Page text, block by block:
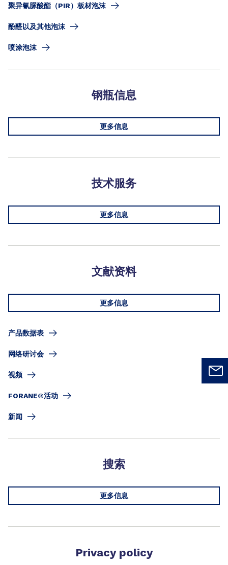
聚异氰脲酸酯（PIR）板材泡沫
酚醛以及其他泡沫
喷涂泡沫
钢瓶信息
更多信息
技术服务
更多信息
文献资料
更多信息
产品数据表
网络研讨会
视频
FORANE®活动
新闻
搜索
更多信息
Privacy policy